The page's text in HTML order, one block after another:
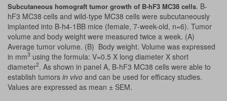
Subcutaneous homograft tumor growth of B-hF3 MC38 cells. B-
hF3 MC38 cells and wild-type MC38 cells were subcutaneously
implanted into B-h4-1BB mice (female, 7-week-old, n=6). Tumor
volume and body weight were measured twice a week. (A)
Average tumor volume. (B) Body weight. Volume was expressed
in mm3 using the formula: V=0.5 X long diameter X short
diameter2. As shown in panel A, B-hF3 MC38 cells were able to
establish tumors in vivo and can be used for efficacy studies.
Values are expressed as mean ± SEM.